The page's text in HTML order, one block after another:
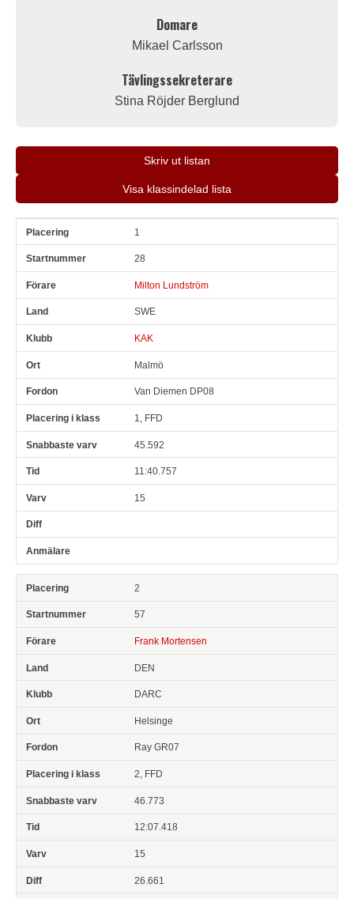
Domare
Mikael Carlsson
Tävlingssekreterare
Stina Röjder Berglund
Skriv ut listan
Visa klassindelad lista
Pl Snr 1
28
Milton Lundström
SWE
KAK
Malmö
Van Diemen DP08
1, FFD
45.592
11:40.757
15
2
57
Frank Mortensen
DEN
DARC
Helsinge
Ray GR07
2, FFD
46.773
12:07.418
15
26.661